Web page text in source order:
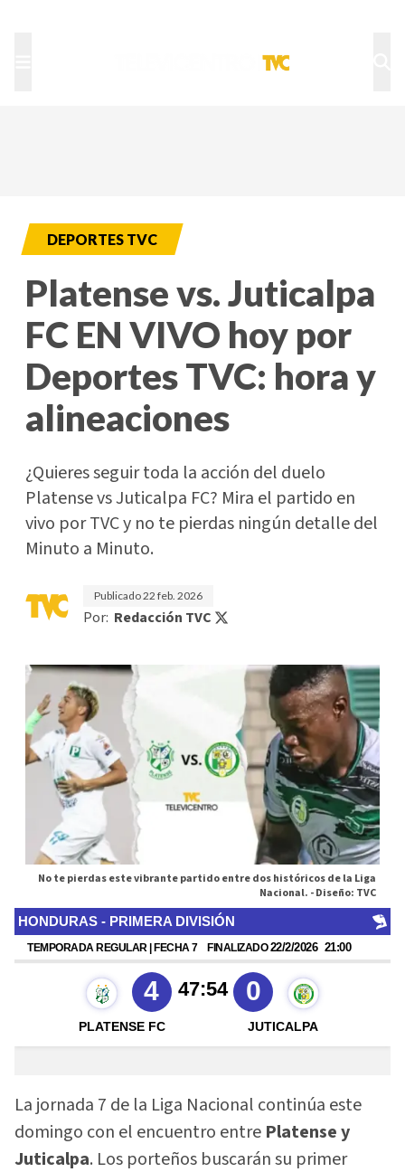
DEPORTES TVC
Platense vs. Juticalpa
FC EN VIVO hoy por
Deportes TVC: hora y
alineaciones
¿Quieres seguir toda la acción del duelo
Platense vs Juticalpa FC? Mira el partido en
vivo por TVC y no te pierdas ningún detalle del
Minuto a Minuto.
Publicado22 feb. 2026
Por: Redacción TVC
No te pierdas este vibrante partido entre dos históricos de la Liga
Nacional. -Diseño: TVC
La jornada 7 de la Liga Nacional continúa este
domingo con el encuentro entre Platense y
Juticalpa. Los porteños buscarán su primer